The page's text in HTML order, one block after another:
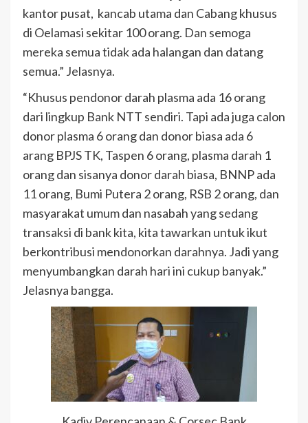
kantor pusat, kancab utama dan Cabang khusus
di Oelamasi sekitar 100 orang. Dan semoga
mereka semua tidak ada halangan dan datang
semua.” Jelasnya.
“Khusus pendonor darah plasma ada 16 orang
dari lingkup Bank NTT sendiri. Tapi ada juga calon
donor plasma 6 orang dan donor biasa ada 6
arang BPJS TK, Taspen 6 orang, plasma darah 1
orang dan sisanya donor darah biasa, BNNP ada
11 orang, Bumi Putera 2 orang, RSB 2 orang, dan
masyarakat umum dan nasabah yang sedang
transaksi di bank kita, kita tawarkan untuk ikut
berkontribusi mendonorkan darahnya. Jadi yang
menyumbangkan darah hari ini cukup banyak.”
Jelasnya bangga.